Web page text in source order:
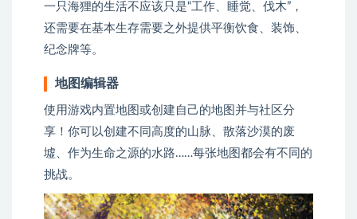
一只海狸的生活不应该只是“工作、睡觉、伐木”，
还需要在基本生存需要之外提供平衡饮食、装饰、
纪念牌等。
地图编辑器
使用游戏内置地图或创建自己的地图并与社区分
享！你可以创建不同高度的山脉、散落沙漠的废
墟、作为生命之源的水路……每张地图都会有不同的
挑战。